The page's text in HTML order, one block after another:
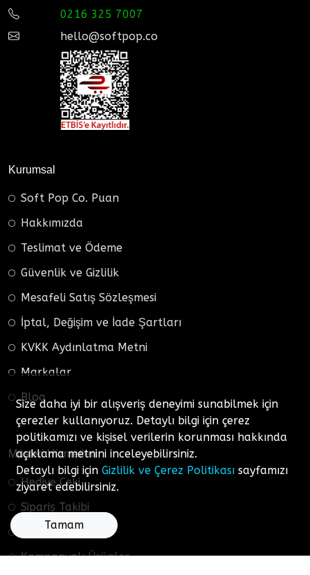
0216 325 7007
hello@softpop.co
Kurumsal
Soft Pop Co. Puan
Hakkımızda
Teslimat ve Ödeme
Güvenlik ve Gizlilik
Mesafeli Satış Sözleşmesi
İptal, Değişim ve İade Şartları
KVKK Aydınlatma Metni
Markalar
Blog
Müşteri Hizmetleri
Hediye Çeki
Sipariş Takibi
Ürün İadesi
Kampanyalı Ürünler
Size daha iyi bir alışveriş deneyimi sunabilmek için
çerezler kullanıyoruz. Detaylı bilgi için çerez
politikamızı ve kişisel verilerin korunması hakkında
açıklama metnini inceleyebilirsiniz.
Detaylı bilgi için Gizlilik ve Çerez Politikası sayfamızı
ziyaret edebilirsiniz.
Tamam